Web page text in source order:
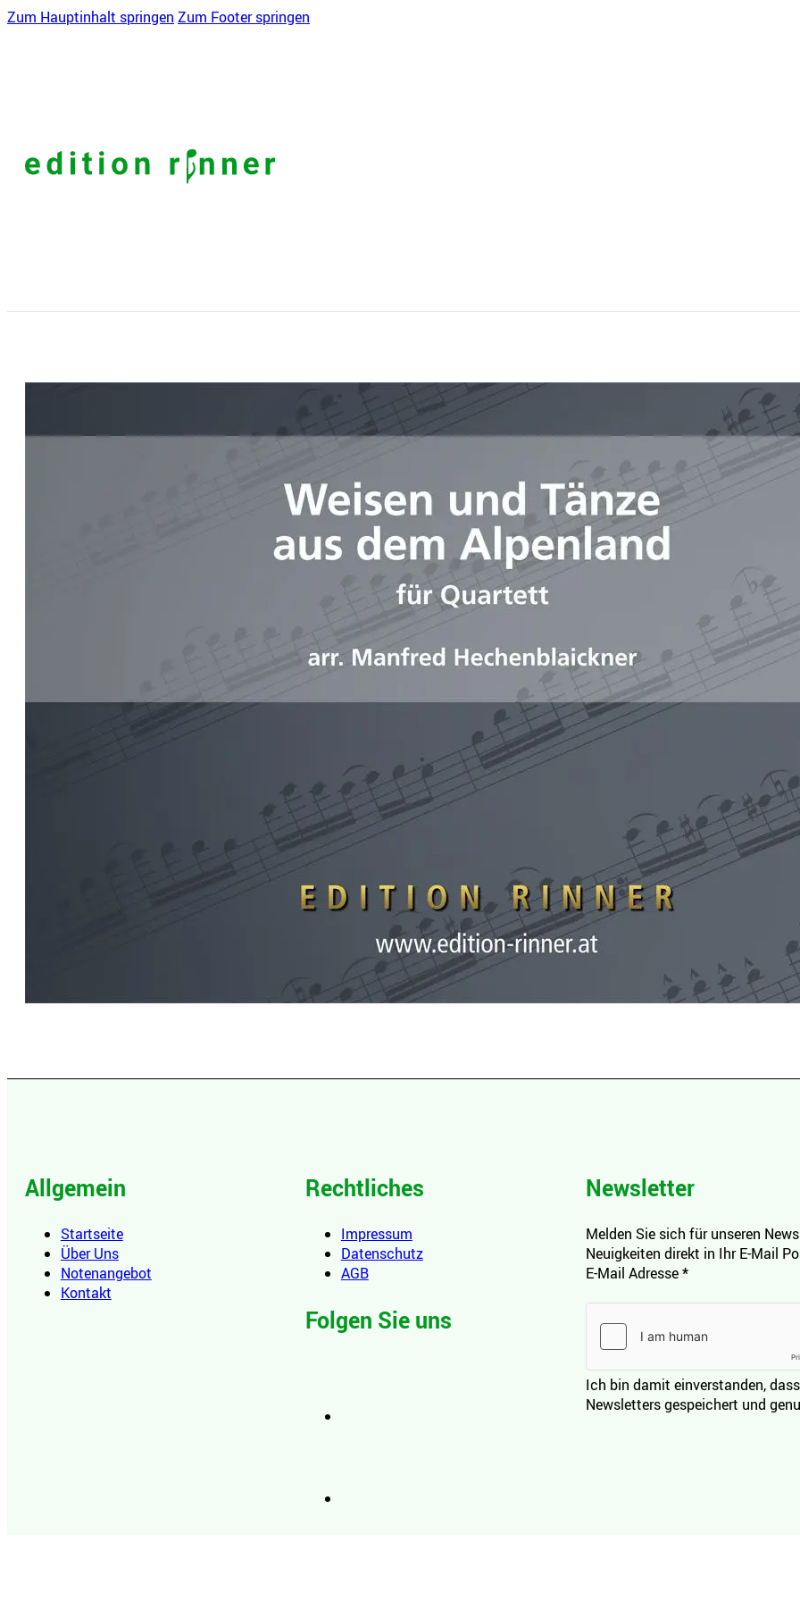
Zum Hauptinhalt springen Zum Footer springen
Allgemein
Startseite
Über Uns
Notenangebot
Kontakt
Rechtliches
Impressum
Datenschutz
AGB
Folgen Sie uns
Newsletter
Melden Sie sich für unseren
Neuigkeiten direkt in Ihr E-Mail
E-Mail Adresse*
Ich bin damit einverstanden,
Newsletters gespeichert und